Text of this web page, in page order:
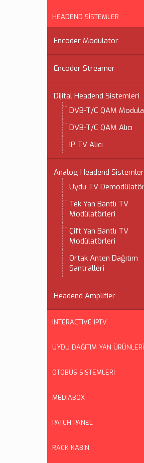
HEADEND SİSTEMLER
Encoder Modulator
Encoder Streamer
Dijital Headend Sistemleri
DVB-T/C QAM
DVB-T/C QAM Alıcı
IP TV Alıcı
Analog Headend
Uydu TV
Tek Yan Bantlı TV
Modülatörleri
Çift Yan Bantlı TV
Modülatörleri
Ortak Anten Dağıtım
Santralleri
Headend Amplifier
INTERACTIVE IPTV
UYDU DAĞITIM YAN ÜRÜNLERİ
OTOBÜS SİSTEMLERİ
MEDIABOX
PATCH PANEL
RACK KABİN